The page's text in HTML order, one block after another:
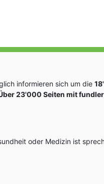
informieren sich um die
23'000 Seiten mit
oder Medizin ist